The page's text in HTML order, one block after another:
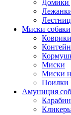
Домики
Миски собаки
Миски
Миски
Поилки
Амуниция